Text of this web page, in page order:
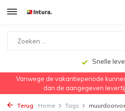
Snelle
Vanwege de vakantieperiode
dan de aangegeven
Terug Home Tags